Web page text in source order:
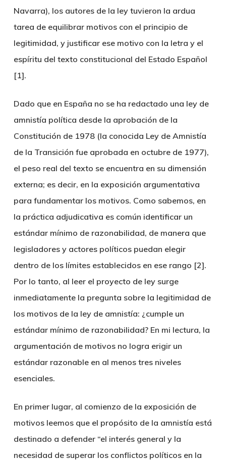
Navarra), los autores de la ley tuvieron la ardua
tarea de equilibrar motivos con el principio de
legitimidad, y justificar ese motivo con la letra y el
espíritu del texto constitucional del Estado Español
[1].
Dado que en España no se ha redactado una ley de
amnistía política desde la aprobación de la
Constitución de 1978 (la conocida Ley de Amnistía
de la Transición fue aprobada en octubre de 1977),
el peso real del texto se encuentra en su dimensión
externa; es decir, en la exposición argumentativa
para fundamentar los motivos. Como sabemos, en
la práctica adjudicativa es común identificar un
estándar mínimo de razonabilidad, de manera que
legisladores y actores políticos puedan elegir
dentro de los límites establecidos en ese rango [2].
Por lo tanto, al leer el proyecto de ley surge
inmediatamente la pregunta sobre la legitimidad de
los motivos de la ley de amnistía: ¿cumple un
estándar mínimo de razonabilidad? En mi lectura, la
argumentación de motivos no logra erigir un
estándar razonable en al menos tres niveles
esenciales.
En primer lugar, al comienzo de la exposición de
motivos leemos que el propósito de la amnistía está
destinado a defender “el interés general y la
necesidad de superar los conflictos políticos en la